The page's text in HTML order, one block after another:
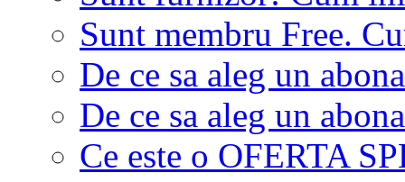
Sunt membru Free.
De ce sa aleg un
De ce sa aleg un
Ce este o OFERTA